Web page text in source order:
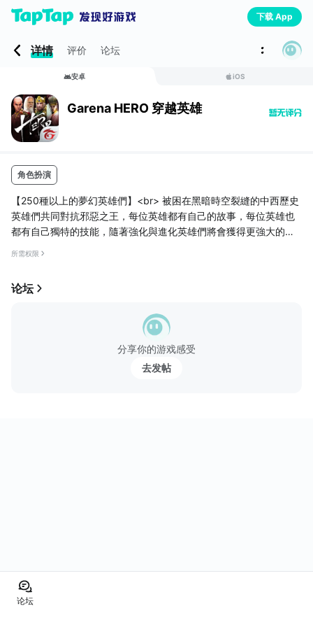
下载 App
详情 评价 论坛
安卓 iOS
Garena HERO 穿越英雄
角色扮演
【250種以上的夢幻英雄們】<br> 被困在黑暗時空裂縫的中西歷史
英雄們共同對抗邪惡之王，每位英雄都有自己的故事，每位英雄也
都有自己獨特的技能，隨著強化與進化英雄們將會獲得更強大的力
臨場感100%。<br><br>【豐富關卡與多種遊戲模式的史詩手遊】
所需权限
论坛
分享你的游戏感受
去发帖
论坛